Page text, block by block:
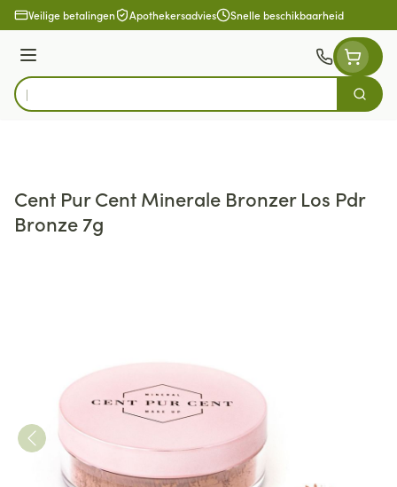
Ga naar de inhoud
Veilige betalingen Apothekersadvies Snelle beschikbaarheid
Menu
Product, merk, categorie...
Zoek
Cent Pur Cent Minerale Bronzer Los Pdr
Bronze 7g